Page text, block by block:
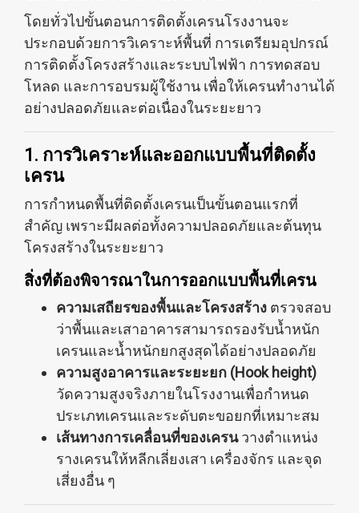
โดยทั่วไปขั้นตอนการติดตั้งเครนโรงงานจะ
ประกอบด้วยการวิเคราะห์พื้นที่ การเตรียมอุปกรณ์
การติดตั้งโครงสร้างและระบบไฟฟ้า การทดสอบ
โหลด และการอบรมผู้ใช้งาน เพื่อให้เครนทำงานได้
อย่างปลอดภัยและต่อเนื่องในระยะยาว
1. การวิเคราะห์และออกแบบพื้นที่ติดตั้ง
เครน
การกำหนดพื้นที่ติดตั้งเครนเป็นขั้นตอนแรกที่
สำคัญ เพราะมีผลต่อทั้งความปลอดภัยและต้นทุน
โครงสร้างในระยะยาว
สิ่งที่ต้องพิจารณาในการออกแบบพื้นที่เครน
ความเสถียรของพื้นและโครงสร้าง ตรวจสอบ
ว่าพื้นและเสาอาคารสามารถรองรับน้ำหนัก
เครนและน้ำหนักยกสูงสุดได้อย่างปลอดภัย
ความสูงอาคารและระยะยก (Hook height)
วัดความสูงจริงภายในโรงงานเพื่อกำหนด
ประเภทเครนและระดับตะขอยกที่เหมาะสม
เส้นทางการเคลื่อนที่ของเครนวางตำแหน่ง
รางเครนให้หลีกเลี่ยงเสา เครื่องจักร และจุด
เสี่ยงอื่น ๆ